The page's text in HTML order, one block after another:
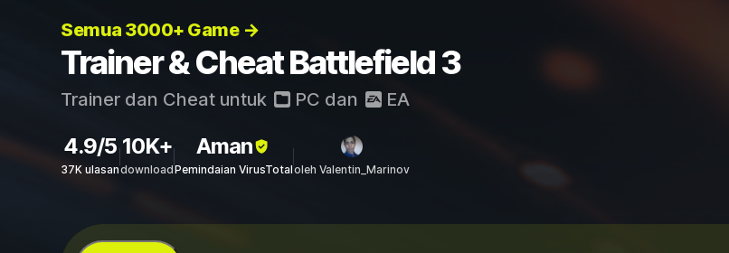
Semua 3000+ Game →
Trainer & Cheat Battlefield 3
Trainer dan Cheat untuk PC dan EA
4.9/5
37K ulasan
10K+
download
Aman
Pemindaian VirusTotaloleh Valentin_Marinov